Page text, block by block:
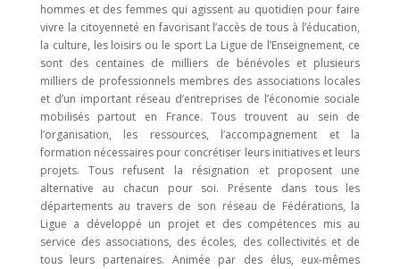
hommes et des femmes qui agissent au quotidien pour faire
vivre la citoyenneté en favorisant l’accès de tous à l’éducation,
la culture, les loisirs ou le sport La Ligue de l’Enseignement, ce
sont des centaines de milliers de bénévoles et plusieurs
milliers de professionnels membres des associations locales
et d’un important réseau d’entreprises de l’économie sociale
mobilisés partout en France. Tous trouvent au sein de
l’organisation, les ressources, l’accompagnement et la
formation nécessaires pour concrétiser leurs initiatives et leurs
projets. Tous refusent la résignation et proposent une
alternative au chacun pour soi. Présente dans tous les
départements au travers de son réseau de Fédérations, la
Ligue a développé un projet et des compétences mis au
service des associations, des écoles, des collectivités et de
tous leurs partenaires. Animée par des élus, eux-mêmes